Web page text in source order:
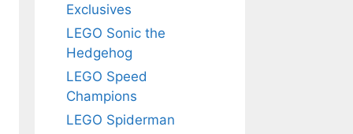
Exclusives
LEGO Sonic the
Hedgehog
LEGO Speed
Champions
LEGO Spiderman